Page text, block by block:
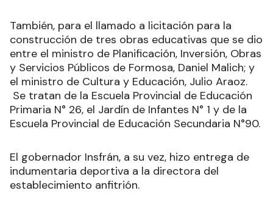
También, para el llamado a licitación para la
construcción de tres obras educativas que se dio
entre el ministro de Planificación, Inversión, Obras
y Servicios Públicos de Formosa, Daniel Malich; y
el ministro de Cultura y Educación, Julio Araoz.
Se tratan de la Escuela Provincial de Educación
Primaria N° 26, el Jardín de Infantes N° 1 y de la
Escuela Provincial de Educación Secundaria N°90.
El gobernador Insfrán, a su vez, hizo entrega de
indumentaria deportiva a la directora del
establecimiento anfitrión.